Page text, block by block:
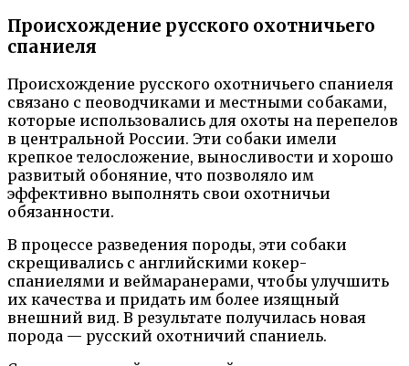
Происхождение русского охотничьего
спаниеля
Происхождение русского охотничьего спаниеля
связано с пеоводчиками и местными собаками,
которые использовались для охоты на перепелов
в центральной России. Эти собаки имели
крепкое телосложение, выносливости и хорошо
развитый обоняние, что позволяло им
эффективно выполнять свои охотничьи
обязанности.
В процессе разведения породы, эти собаки
скрещивались с английскими кокер-
спаниелями и веймаранерами, чтобы улучшить
их качества и придать им более изящный
внешний вид. В результате получилась новая
порода — русский охотничий спаниель.